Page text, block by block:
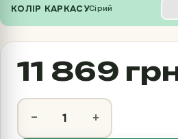
КОЛІР КАРКАСУСірий
11 869
− +